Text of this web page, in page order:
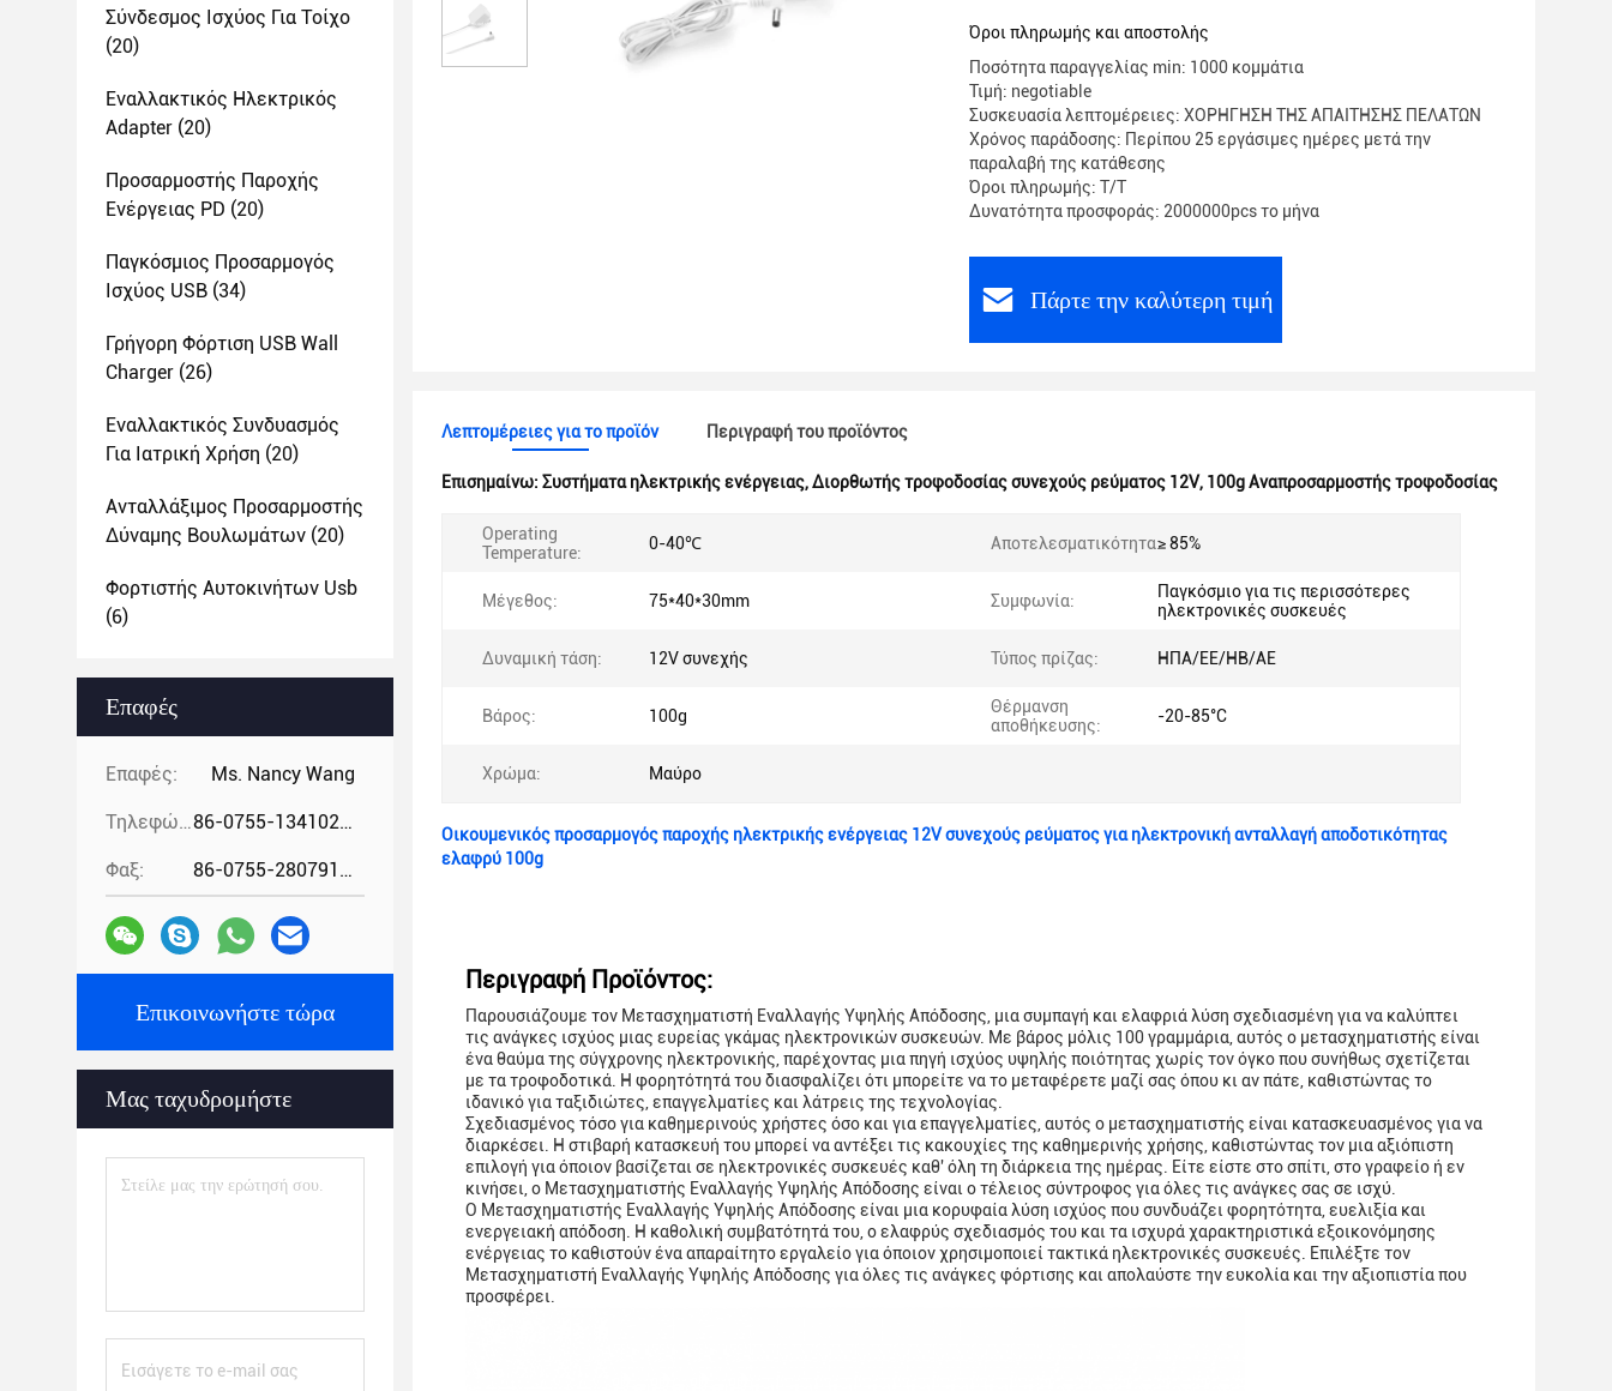
Σύνδεσμος Ισχύος Για Τοίχο
(20)
Εναλλακτικός Ηλεκτρικός
Adapter (20)
Προσαρμοστής Παροχής
Ενέργειας PD (20)
Παγκόσμιος Προσαρμογός
Ισχύος USB (34)
Γρήγορη Φόρτιση USB Wall
Charger (26)
Εναλλακτικός Συνδυασμός
Για Ιατρική Χρήση (20)
Ανταλλάξιμος Προσαρμοστής
Δύναμης Βουλωμάτων (20)
Φορτιστής Αυτοκινήτων Usb
(6)
Επαφές
Επαφές: Ms. Nancy Wang
Τηλεφώνημα: 86-0755-13410274294
Φαξ: 86-0755-28079166
Επικοινωνήστε τώρα
Μας ταχυδρομήστε
Όροι πληρωμής και αποστολής
Ποσότητα παραγγελίας min: 1000 κομμάτια
Τιμή: negotiable
Συσκευασία λεπτομέρειες: ΧΟΡΗΓΗΣΗ ΤΗΣ ΑΠΑΙΤΗΣΗΣ ΠΕΛΑΤΩΝ
Χρόνος παράδοσης: Περίπου 25 εργάσιμες ημέρες μετά την
παραλαβή της κατάθεσης
Όροι πληρωμής: Τ/Τ
Δυνατότητα προσφοράς: 2000000pcs το μήνα
Πάρτε την καλύτερη τιμή
Λεπτομέρειες για το προϊόν Περιγραφή του προϊόντος
Επισημαίνω: Συστήματα ηλεκτρικής ενέργειας,Διορθωτής τροφοδοσίας συνεχούς ρεύματος 12V, 100g Αναπροσαρμοστής τροφοδοσίας
Operating
Temperature:
0-40℃ Αποτελεσματικότητα:≥ 85%
Μέγεθος: 75*40*30mm Συμφωνία:
Παγκόσμιο για τις περισσότερες
ηλεκτρονικές συσκευές
Δυναμική τάση: 12V συνεχής Τύπος πρίζας: ΗΠΑ/ΕΕ/ΗΒ/ΑΕ
Βάρος: 100g
Θέρμανση
αποθήκευσης:
-20-85°C
Χρώμα: Μαύρο
Οικουμενικός προσαρμογός παροχής ηλεκτρικής ενέργειας 12V συνεχούς ρεύματος για ηλεκτρονική ανταλλαγή αποδοτικότητας
ελαφρύ 100g
Περιγραφή Προϊόντος:
Παρουσιάζουμε τον Μετασχηματιστή Εναλλαγής Υψηλής Απόδοσης, μια συμπαγή και ελαφριά λύση σχεδιασμένη για να καλύπτει
τις ανάγκες ισχύος μιας ευρείας γκάμας ηλεκτρονικών συσκευών. Με βάρος μόλις 100 γραμμάρια, αυτός ο μετασχηματιστής είναι
ένα θαύμα της σύγχρονης ηλεκτρονικής, παρέχοντας μια πηγή ισχύος υψηλής ποιότητας χωρίς τον όγκο που συνήθως σχετίζεται
με τα τροφοδοτικά. Η φορητότητά του διασφαλίζει ότι μπορείτε να το μεταφέρετε μαζί σας όπου κι αν πάτε, καθιστώντας το
ιδανικό για ταξιδιώτες, επαγγελματίες και λάτρεις της τεχνολογίας.
Σχεδιασμένος τόσο για καθημερινούς χρήστες όσο και για επαγγελματίες, αυτός ο μετασχηματιστής είναι κατασκευασμένος για να
διαρκέσει. Η στιβαρή κατασκευή του μπορεί να αντέξει τις κακουχίες της καθημερινής χρήσης, καθιστώντας τον μια αξιόπιστη
επιλογή για όποιον βασίζεται σε ηλεκτρονικές συσκευές καθ' όλη τη διάρκεια της ημέρας. Είτε είστε στο σπίτι, στο γραφείο ή εν
κινήσει, ο Μετασχηματιστής Εναλλαγής Υψηλής Απόδοσης είναι ο τέλειος σύντροφος για όλες τις ανάγκες σας σε ισχύ.
Ο Μετασχηματιστής Εναλλαγής Υψηλής Απόδοσης είναι μια κορυφαία λύση ισχύος που συνδυάζει φορητότητα, ευελιξία και
ενεργειακή απόδοση. Η καθολική συμβατότητά του, ο ελαφρύς σχεδιασμός του και τα ισχυρά χαρακτηριστικά εξοικονόμησης
ενέργειας το καθιστούν ένα απαραίτητο εργαλείο για όποιον χρησιμοποιεί τακτικά ηλεκτρονικές συσκευές. Επιλέξτε τον
Μετασχηματιστή Εναλλαγής Υψηλής Απόδοσης για όλες τις ανάγκες φόρτισης και απολαύστε την ευκολία και την αξιοπιστία που
προσφέρει.